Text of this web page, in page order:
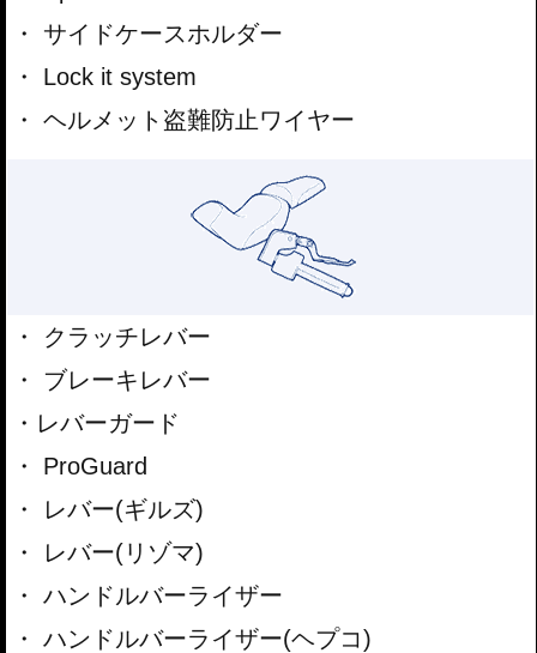
サイドケースホルダー
Lock it system
ヘルメット盗難防止ワイヤー
クラッチレバー
ブレーキレバー
レバーガード
ProGuard
レバー(ギルズ)
レバー(リゾマ)
ハンドルバーライザー
ハンドルバーライザー(ヘプコ)